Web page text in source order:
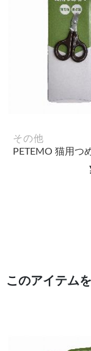
その他
PETEMO 猫用つ
このアイテム